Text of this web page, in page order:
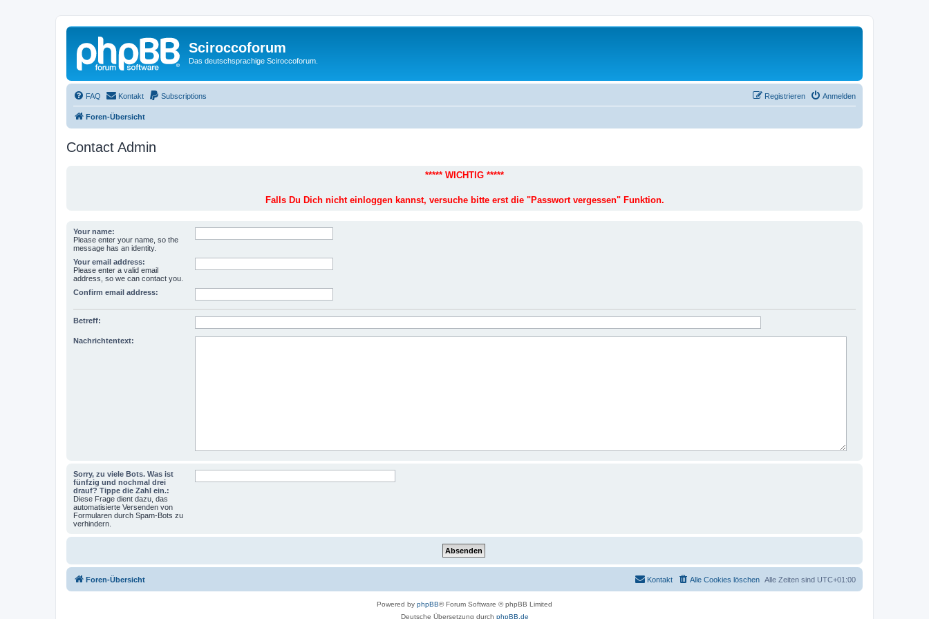
Sciroccoforum
Das deutschsprachige Sciroccoforum.
FAQ Kontakt Subscriptions Anmelden
Registrieren
Foren-Übersicht
Contact Admin
***** WICHTIG *****
Falls Du Dich nicht einloggen kannst, versuche bitte erst die "Passwort vergessen" Funktion.
Your name:
Please enter your name, so the
message has an identity.
Your email address:
Please enter a valid email
address, so we can contact you.
Confirm email address:
Betreff:
Nachrichtentext:
Sorry, zu viele Bots. Was ist
fünfzig und nochmal drei
drauf? Tippe die Zahl ein.:
Diese Frage dient dazu, das
automatisierte Versenden von
Formularen durch Spam-Bots zu
verhindern.
Foren-Übersicht Alle Zeiten sind UTC+01:00
Alle Cookies löschen
Kontakt
Powered by phpBB® Forum Software © phpBB Limited
Deutsche Übersetzung durch phpBB.de